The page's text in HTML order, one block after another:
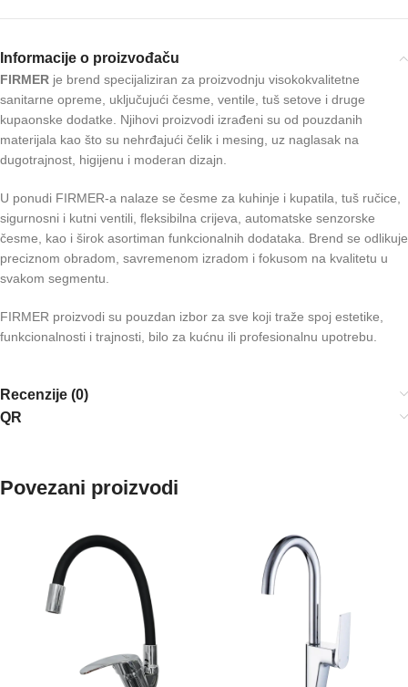
Informacije o proizvođaču
FIRMER je brend specijaliziran za proizvodnju visokokvalitetne
sanitarne opreme, uključujući česme, ventile, tuš setove i druge
kupaonske dodatke. Njihovi proizvodi izrađeni su od pouzdanih
materijala kao što su nehrđajući čelik i mesing, uz naglasak na
dugotrajnost, higijenu i moderan dizajn.
U ponudi FIRMER-a nalaze se česme za kuhinje i kupatila, tuš ručice,
sigurnosni i kutni ventili, fleksibilna crijeva, automatske senzorske
česme, kao i širok asortiman funkcionalnih dodataka. Brend se odlikuje
preciznom obradom, savremenom izradom i fokusom na kvalitetu u
svakom segmentu.
FIRMER proizvodi su pouzdan izbor za sve koji traže spoj estetike,
funkcionalnosti i trajnosti, bilo za kućnu ili profesionalnu upotrebu.
Recenzije (0)
QR
Povezani proizvodi